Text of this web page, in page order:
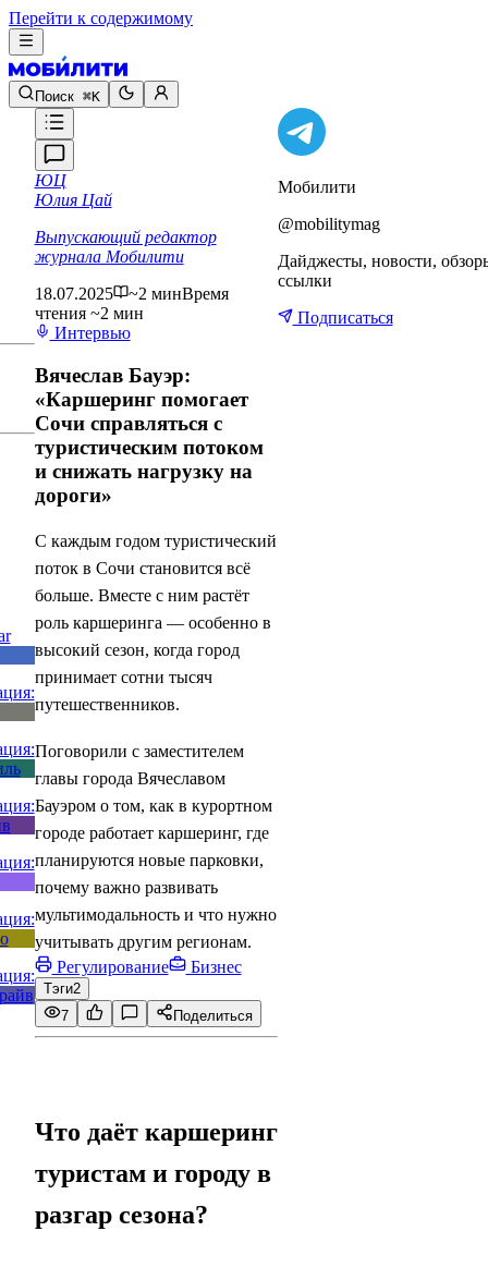
Перейти к содержимому
Поиск ⌘K
ЮЦ
Юлия Цай
Выпускающий редактор
журнала Мобилити
18.07.2025
~2 минВремя
чтения ~2 мин
Интервью
Вячеслав Бауэр:
«Каршеринг помогает
Сочи справляться с
туристическим потоком
и снижать нагрузку на
дороги»
С каждым годом туристический
поток в Сочи становится всё
больше. Вместе с ним растёт
роль каршеринга — особенно в
высокий сезон, когда город
принимает сотни тысяч
путешественников.
Поговорили с заместителем
главы города Вячеславом
Бауэром о том, как в курортном
городе работает каршеринг, где
планируются новые парковки,
почему важно развивать
мультимодальность и что нужно
учитывать другим регионам.
Регулирование
Бизнес
Тэги2
7
Поделиться
Что даёт каршеринг
туристам и городу в
разгар сезона?
Мобилити
@mobilitymag
Дайджесты, новости,
ссылки
Подписаться